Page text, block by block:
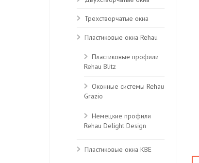
Трехстворчатые окна
Пластиковые окна Rehau
Пластиковые профили
Rehau Blitz
Оконные системы Rehau
Grazio
Немецкие профили
Rehau Delight Design
Пластиковые окна KBE